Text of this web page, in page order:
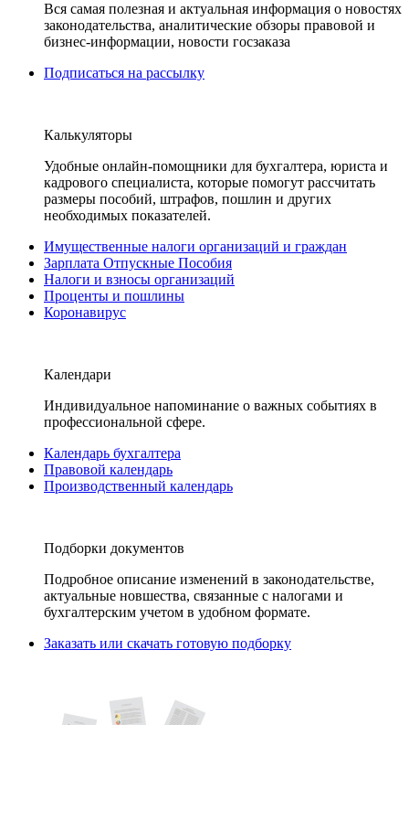
Вся самая полезная и актуальная информация о новостях
законодательства, аналитические обзоры правовой и
бизнес-информации, новости госзаказа
Подписаться на рассылку
Калькуляторы
Удобные онлайн-помощники для бухгалтера, юриста и
кадрового специалиста, которые помогут рассчитать
размеры пособий, штрафов, пошлин и других
необходимых показателей.
Имущественные налоги организаций и граждан
Зарплата Отпускные Пособия
Налоги и взносы организаций
Проценты и пошлины
Коронавирус
Календари
Индивидуальное напоминание о важных событиях в
профессиональной сфере.
Календарь бухгалтера
Правовой календарь
Производственный календарь
Подборки документов
Подробное описание изменений в законодательстве,
актуальные новшества, связанные с налогами и
бухгалтерским учетом в удобном формате.
Заказать или скачать готовую подборку